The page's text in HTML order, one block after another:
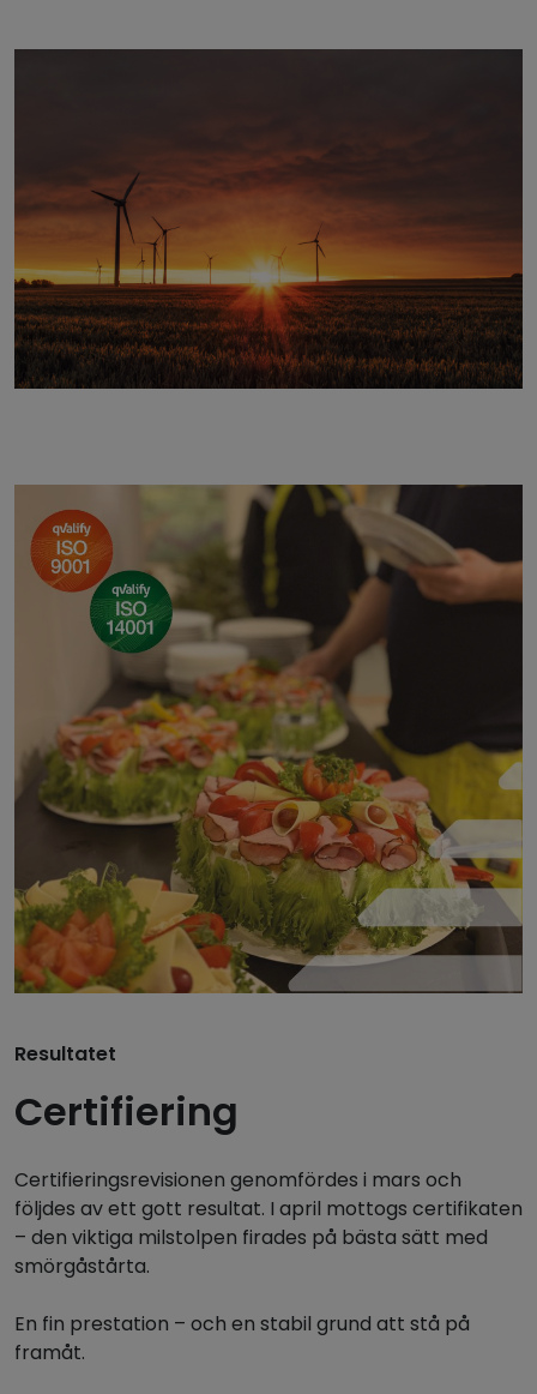
Resultatet
Certifiering
Certifieringsrevisionen genomfördes i mars och
följdes av ett gott resultat. I april mottogs certifikaten
– den viktiga milstolpen firades på bästa sätt med
smörgåstårta.
En fin prestation – och en stabil grund att stå på
framåt.